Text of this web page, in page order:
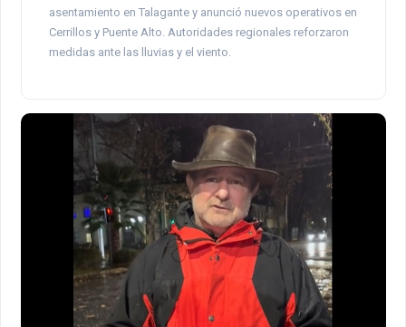
asentamiento en Talagante y anunció nuevos operativos en
Cerrillos y Puente Alto. Autoridades regionales reforzaron
medidas ante las lluvias y el viento.